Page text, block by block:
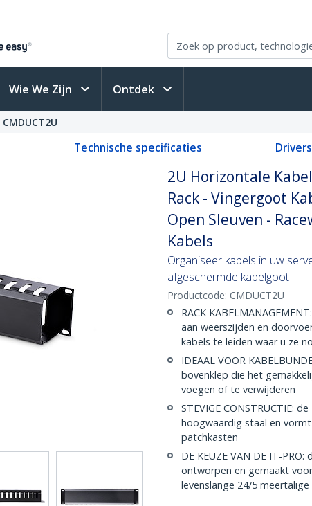
Wie We Zijn Ontdek
CMDUCT2U
Technische specificaties
2U Horizontale
Rack - Vingergoot
Open Sleuven -
Kabels
Organiseer kabels in uw
afgeschermde kabelgoot
Productcode: CMDUCT2U
RACK
aan weerszijden en
kabels te leiden waar u ze
IDEAAL VOOR
bovenklep die het
voegen of te verwijderen
STEVIGE CONSTRUCTIE:
hoogwaardig staal en
patchkasten
DE KEUZE VAN DE IT-
ontworpen en gemaakt
levenslange 24/5